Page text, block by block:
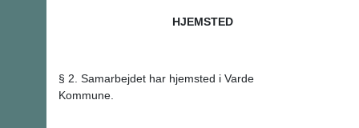
HJEMSTED
§ 2. Samarbejdet har hjemsted i Varde
Kommune.